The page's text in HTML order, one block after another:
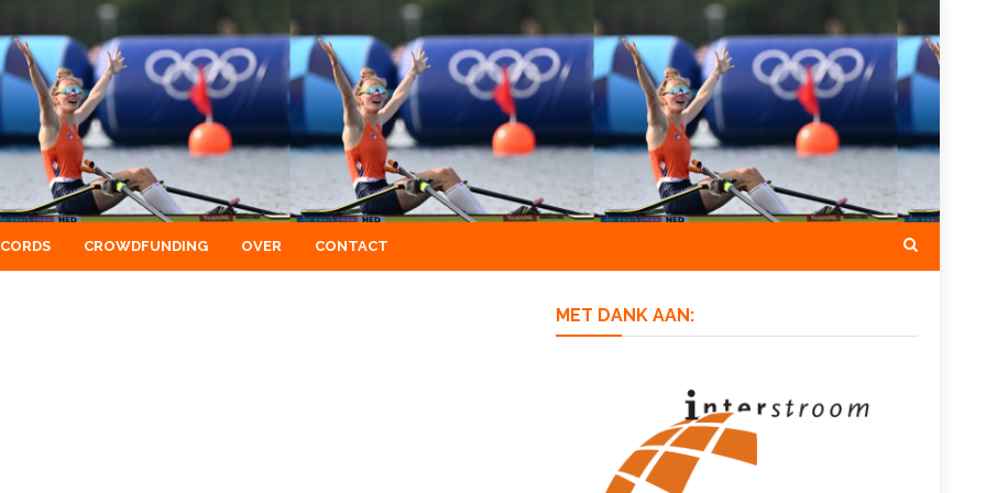
CROWDFUNDING OVER CONTACT
MET DANK AAN: